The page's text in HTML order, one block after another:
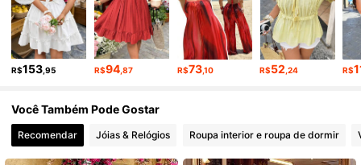
4,88 79K Seguidores
R$153 ,95 R$94 ,87 R$73,10 R$52 ,24 R$
Você Também Pode Gostar
Recomendar Jóias & Relógios Roupa interior e roupa de dormir